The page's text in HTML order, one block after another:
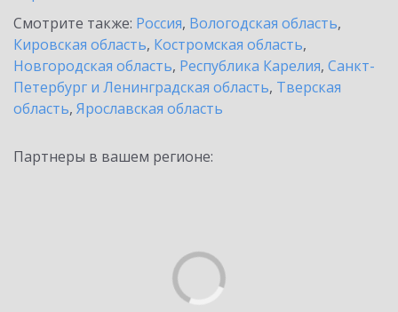
Смотрите также: Россия, Вологодская область,
Кировская область, Костромская область,
Новгородская область, Республика Карелия, Санкт-
Петербург и Ленинградская область, Тверская
область, Ярославская область
Партнеры в вашем регионе: